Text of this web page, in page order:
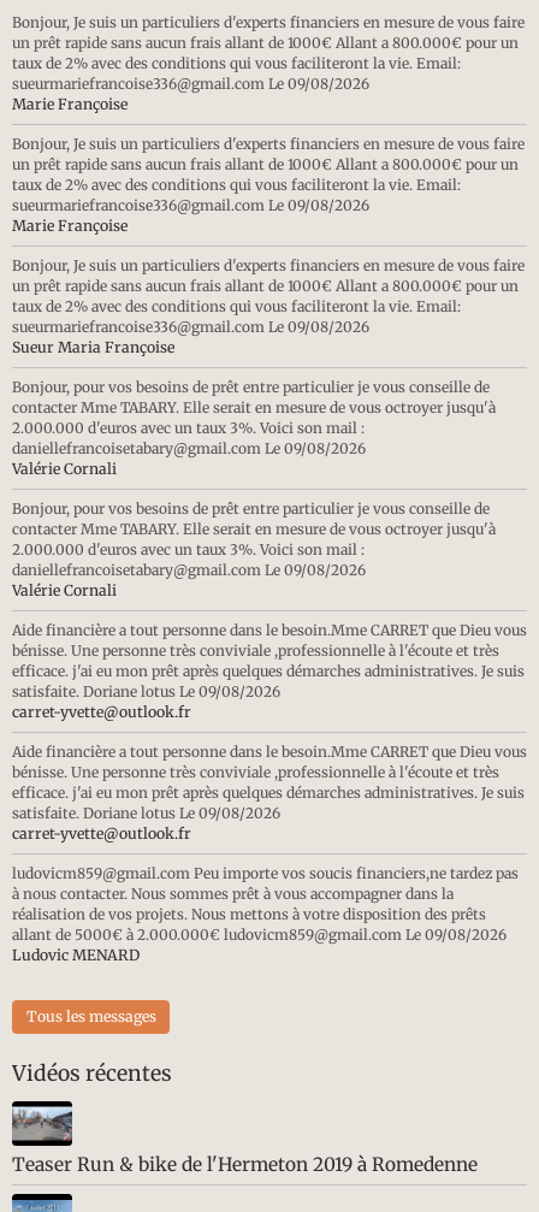
Bonjour, Je suis un particuliers d'experts financiers en mesure de vous faire
un prêt rapide sans aucun frais allant de 1000€ Allant a 800.000€ pour un
taux de 2% avec des conditions qui vous faciliteront la vie. Email:
sueurmariefrancoise336@gmail.com Le 09/08/2026
Marie Françoise
Bonjour, Je suis un particuliers d'experts financiers en mesure de vous faire
un prêt rapide sans aucun frais allant de 1000€ Allant a 800.000€ pour un
taux de 2% avec des conditions qui vous faciliteront la vie. Email:
sueurmariefrancoise336@gmail.com Le 09/08/2026
Marie Françoise
Bonjour, Je suis un particuliers d'experts financiers en mesure de vous faire
un prêt rapide sans aucun frais allant de 1000€ Allant a 800.000€ pour un
taux de 2% avec des conditions qui vous faciliteront la vie. Email:
sueurmariefrancoise336@gmail.com Le 09/08/2026
Sueur Maria Françoise
Bonjour, pour vos besoins de prêt entre particulier je vous conseille de
contacter Mme TABARY. Elle serait en mesure de vous octroyer jusqu'à
2.000.000 d'euros avec un taux 3%. Voici son mail :
daniellefrancoisetabary@gmail.com Le 09/08/2026
Valérie Cornali
Bonjour, pour vos besoins de prêt entre particulier je vous conseille de
contacter Mme TABARY. Elle serait en mesure de vous octroyer jusqu'à
2.000.000 d'euros avec un taux 3%. Voici son mail :
daniellefrancoisetabary@gmail.com Le 09/08/2026
Valérie Cornali
Aide financière a tout personne dans le besoin.Mme CARRET que Dieu vous
bénisse. Une personne très conviviale ,professionnelle à l'écoute et très
efficace. j'ai eu mon prêt après quelques démarches administratives. Je suis
satisfaite. Doriane lotus Le 09/08/2026
carret-yvette@outlook.fr
Aide financière a tout personne dans le besoin.Mme CARRET que Dieu vous
bénisse. Une personne très conviviale ,professionnelle à l'écoute et très
efficace. j'ai eu mon prêt après quelques démarches administratives. Je suis
satisfaite. Doriane lotus Le 09/08/2026
carret-yvette@outlook.fr
ludovicm859@gmail.com Peu importe vos soucis financiers,ne tardez pas
à nous contacter. Nous sommes prêt à vous accompagner dans la
réalisation de vos projets. Nous mettons à votre disposition des prêts
allant de 5000€ à 2.000.000€ ludovicm859@gmail.com Le 09/08/2026
Ludovic MENARD
Tous les messages
Vidéos récentes
Teaser Run & bike de l'Hermeton 2019 à Romedenne